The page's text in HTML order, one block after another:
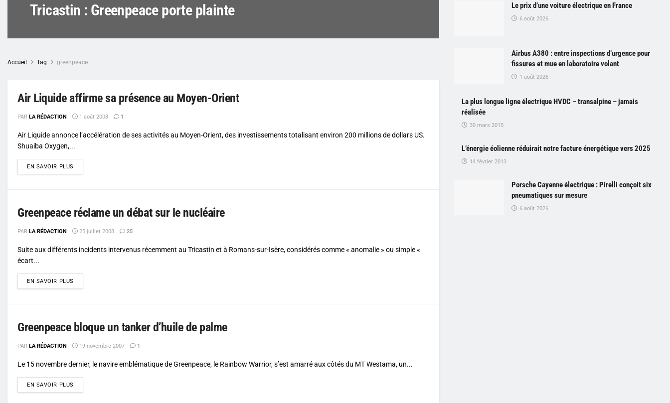
Tricastin : Greenpeace porte plainte
Accueil Tag greenpeace
Air Liquide affirme sa présence au Moyen-Orient
PAR LA RÉDACTION 1 août 2008 1
Air Liquide annonce l’accélération de ses activités au Moyen-Orient, des investissements totalisant environ 200 millions de dollars US.
Shuaiba Oxygen,...
EN SAVOIR PLUS
Greenpeace réclame un débat sur le nucléaire
PAR LA RÉDACTION 25 juillet 2008 25
Suite aux différents incidents intervenus récemment au Tricastin et à Romans-sur-Isère, considérés comme « anomalie » ou simple «
écart...
EN SAVOIR PLUS
Greenpeace bloque un tanker d’huile de palme
PAR LA RÉDACTION 19 novembre 2007 1
Le 15 novembre dernier, le navire emblématique de Greenpeace, le Rainbow Warrior, s’est amarré aux côtés du MT Westama, un...
EN SAVOIR PLUS
Le prix d’une voiture électrique en France
6 août 2026
Airbus A380 : entre inspections d’urgence pour
fissures et mue en laboratoire volant
1 août 2026
La plus longue ligne électrique HVDC – transalpine – jamais
réalisée
30 mars 2015
L’énergie éolienne réduirait notre facture énergétique vers 2025
14 février 2013
Porsche Cayenne électrique : Pirelli conçoit six
pneumatiques sur mesure
6 août 2026